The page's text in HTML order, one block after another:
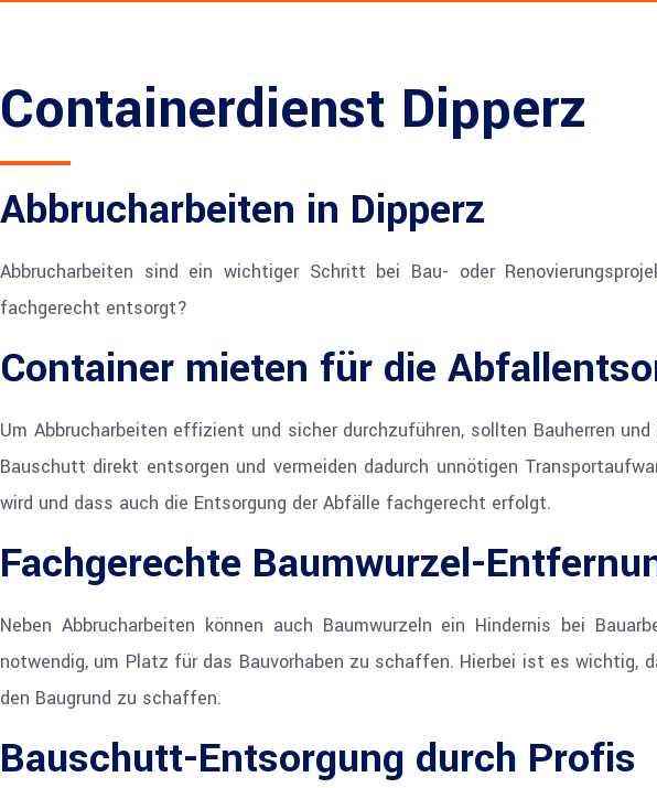
Containerdienst Dipperz
Abbrucharbeiten in Dipperz
Abbrucharbeiten sind ein wichtiger Schritt bei Bau- oder
fachgerecht entsorgt?
Container mieten für die
Um Abbrucharbeiten effizient und sicher durchzuführen, sollten Bauherren
Bauschutt direkt entsorgen und vermeiden dadurch unnötigen
wird und dass auch die Entsorgung der Abfälle fachgerecht erfolgt.
Fachgerechte Baumwurzel-
Neben Abbrucharbeiten können auch Baumwurzeln ein Hindernis bei
notwendig, um Platz für das Bauvorhaben zu schaffen. Hierbei ist es
den Baugrund zu schaffen.
Bauschutt-Entsorgung durch Profis